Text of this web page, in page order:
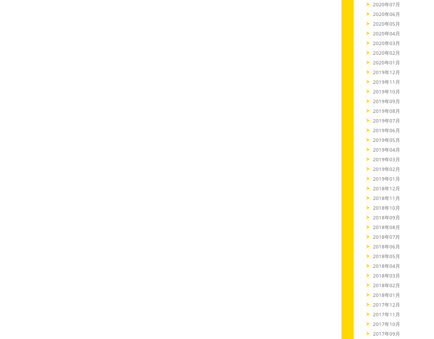
2020年07月
2020年06月
2020年05月
2020年04月
2020年03月
2020年02月
2020年01月
2019年12月
2019年11月
2019年10月
2019年09月
2019年08月
2019年07月
2019年06月
2019年05月
2019年04月
2019年03月
2019年02月
2019年01月
2018年12月
2018年11月
2018年10月
2018年09月
2018年08月
2018年07月
2018年06月
2018年05月
2018年04月
2018年03月
2018年02月
2018年01月
2017年12月
2017年11月
2017年10月
2017年09月